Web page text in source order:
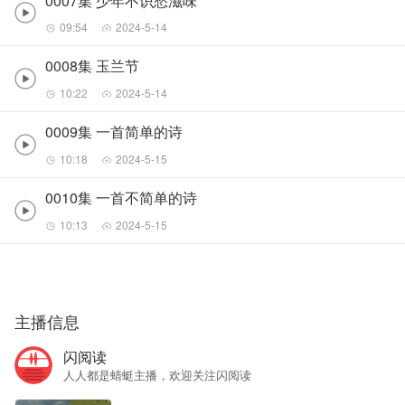
09:54 2024-5-14
0008集 玉兰节
10:22 2024-5-14
0009集 一首简单的诗
10:18 2024-5-15
0010集 一首不简单的诗
10:13 2024-5-15
主播信息
闪阅读
人人都是蜻蜓主播，欢迎关注闪阅读